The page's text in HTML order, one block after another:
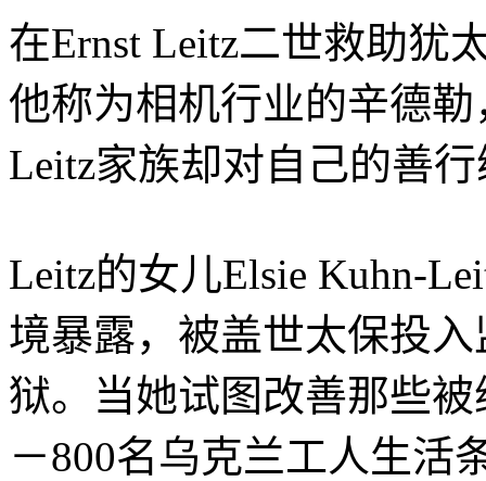
在Ernst Leitz二世救助犹
他称为相机行业的辛德
Leitz家族却对自己的善
Leitz的女儿Elsie Kuhn-
境暴露，被盖世太保投
狱。当她试图改善那些
－800名乌克兰工人生活